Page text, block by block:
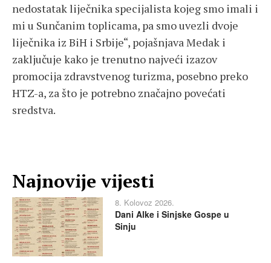
nedostatak liječnika specijalista kojeg smo imali i
mi u Sunčanim toplicama, pa smo uvezli dvoje
liječnika iz BiH i Srbije“, pojašnjava Medak i
zaključuje kako je trenutno najveći izazov
promocija zdravstvenog turizma, posebno preko
HTZ-a, za što je potrebno značajno povećati
sredstva.
Najnovije vijesti
8. Kolovoz 2026.
Dani Alke i Sinjske Gospe u
Sinju